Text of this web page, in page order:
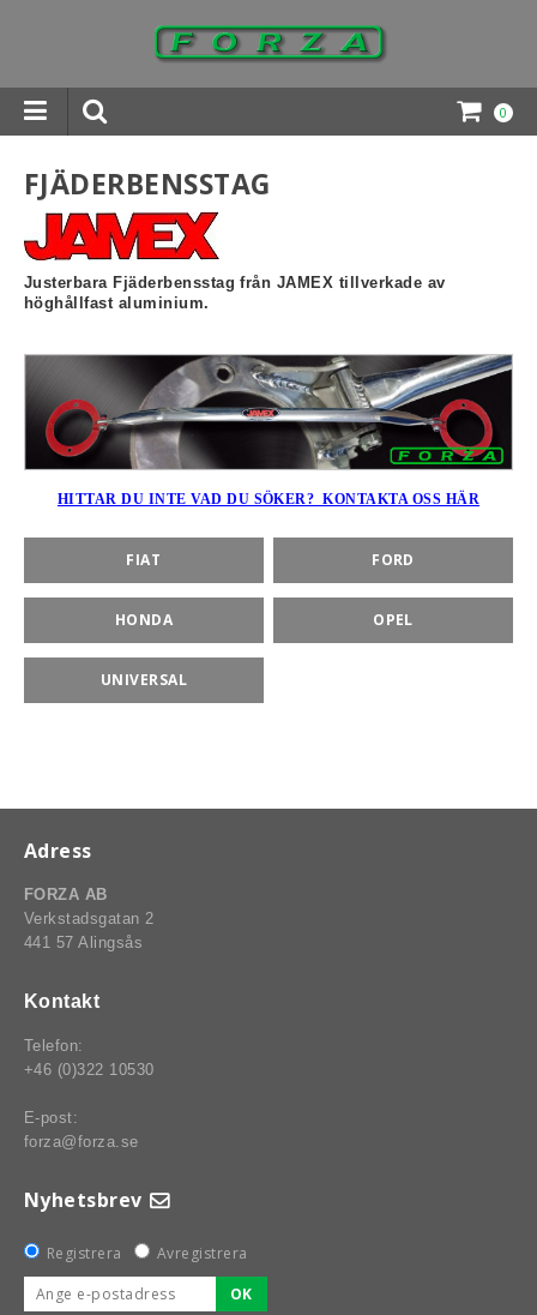
0
Rally-Racing-Klassiker
FJÄDERBENSSTAG
Justerbara Fjäderbensstag från JAMEX tillverkade av
höghållfast aluminium.
HITTAR DU INTE VAD DU SÖKER? KONTAKTA OSS HÄR
FIAT FORD
HONDA OPEL
UNIVERSAL
Adress
FORZA AB
Verkstadsgatan 2
441 57 Alingsås
Kontakt
Telefon:
+46 (0)322 10530
E-post:
forza@forza.se
Nyhetsbrev
Registrera
Avregistrera
OK